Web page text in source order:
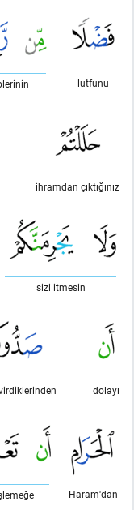
lutfunu
ihramdan çıktığınız
sizi itmesin
dolayı
Haram'dan